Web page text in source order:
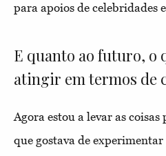
para apoios de celebridades
E quanto ao futuro, o
atingir em termos de
Agora estou a levar as
que gostava de